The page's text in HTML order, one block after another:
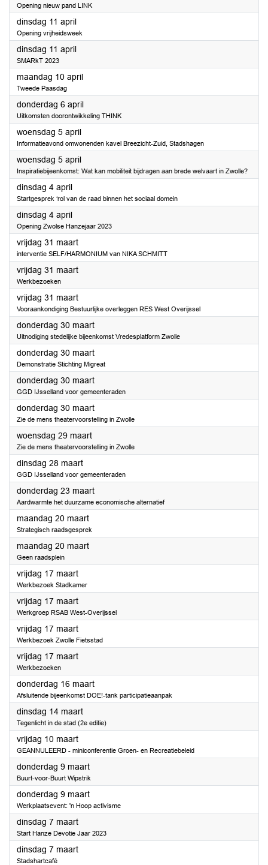
Opening nieuw pand LINK
dinsdag 11 april2023
Opening vrijheidsweek
dinsdag 11 april2023
SMARkT 2023
maandag 10 april2023
Tweede Paasdag
donderdag 6 april2023
Uitkomsten doorontwikkeling THINK
woensdag 5 april2023
Informatieavond omwonenden kavel Breezicht-Zuid, Stadshagen
woensdag 5 april2023
Inspiratiebijeenkomst: Wat kan mobiliteit bijdragen aan brede welvaart in Zwolle?
dinsdag 4 april2023
Startgesprek ‘rol van de raad binnen het sociaal domein
dinsdag 4 april2023
Opening Zwolse Hanzejaar 2023
vrijdag 31 maart2023
interventie SELF/HARMONIUM van NIKA SCHMITT
vrijdag 31 maart2023
Werkbezoeken
vrijdag 31 maart2023
Vooraankondiging Bestuurlijke overleggen RES West Overijssel
donderdag 30 maart2023
Uitnodiging stedelijke bijeenkomst Vredesplatform Zwolle
donderdag 30 maart2023
Demonstratie Stichting Migreat
donderdag 30 maart2023
GGD IJsselland voor gemeenteraden
donderdag 30 maart2023
Zie de mens theatervoorstelling in Zwolle
woensdag 29 maart2023
Zie de mens theatervoorstelling in Zwolle
dinsdag 28 maart2023
GGD IJsselland voor gemeenteraden
donderdag 23 maart2023
Aardwarmte het duurzame economische alternatief
maandag 20 maart2023
Strategisch raadsgesprek
maandag 20 maart2023
Geen raadsplein
vrijdag 17 maart2023
Werkbezoek Stadkamer
vrijdag 17 maart2023
Werkgroep RSAB West-Overijssel
vrijdag 17 maart2023
Werkbezoek Zwolle Fietsstad
vrijdag 17 maart2023
Werkbezoeken
donderdag 16 maart2023
Afsluitende bijeenkomst DOE!-tank participatieaanpak
dinsdag 14 maart2023
Tegenlicht in de stad (2e editie)
vrijdag 10 maart2023
GEANNULEERD - miniconferentie Groen- en Recreatiebeleid
donderdag 9 maart2023
Buurt-voor-Buurt Wipstrik
donderdag 9 maart2023
Werkplaatsevent: 'n Hoop activisme
dinsdag 7 maart2023
Start Hanze Devotie Jaar 2023
dinsdag 7 maart2023
Stadshartcafé